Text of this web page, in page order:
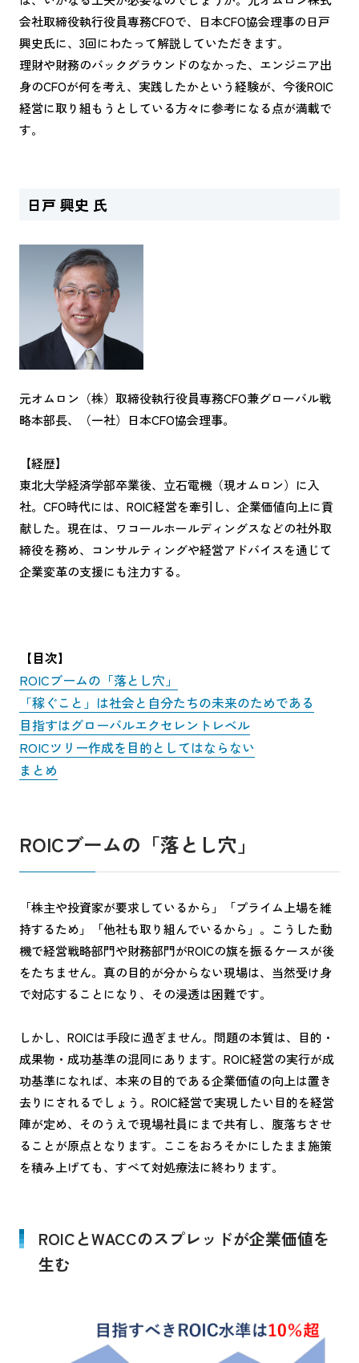
会社取締役執行役員専務CFOで、日本CFO協会理事の日戸
興史氏に、3回にわたって解説していただきます。
理財や財務のバックグラウンドのなかった、エンジニア出
身のCFOが何を考え、実践したかという経験が、今後ROIC
経営に取り組もうとしている方々に参考になる点が満載で
す。
日戸 興史 氏
元オムロン（株）取締役執行役員専務CFO兼グローバル戦
略本部長、（一社）日本CFO協会理事。
【経歴】
東北大学経済学部卒業後、立石電機（現オムロン）に入
社。CFO時代には、ROIC経営を牽引し、企業価値向上に貢
献した。現在は、ワコールホールディングスなどの社外取
締役を務め、コンサルティングや経営アドバイスを通じて
企業変革の支援にも注力する。
【目次】
ROICブームの「落とし穴」
「稼ぐこと」は社会と自分たちの未来のためである
目指すはグローバルエクセレントレベル
ROICツリー作成を目的としてはならない
まとめ
ROICブームの「落とし穴」
「株主や投資家が要求しているから」「プライム上場を維
持するため」「他社も取り組んでいるから」。こうした動
機で経営戦略部門や財務部門がROICの旗を振るケースが後
をたちません。真の目的が分からない現場は、当然受け身
で対応することになり、その浸透は困難です。
しかし、ROICは手段に過ぎません。問題の本質は、目的・
成果物・成功基準の混同にあります。ROIC経営の実行が成
功基準になれば、本来の目的である企業価値の向上は置き
去りにされるでしょう。ROIC経営で実現したい目的を経営
陣が定め、そのうえで現場社員にまで共有し、腹落ちさせ
ることが原点となります。ここをおろそかにしたまま施策
を積み上げても、すべて対処療法に終わります。
ROICとWACCのスプレッドが企業価値を
生む